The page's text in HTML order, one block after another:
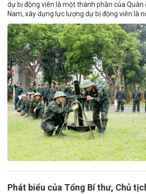
dự bị động viên là một thành phần của Quân
Nam, xây dựng lực lượng dự bị động viên là
Phát biểu của Tổng Bí thư, Chủ